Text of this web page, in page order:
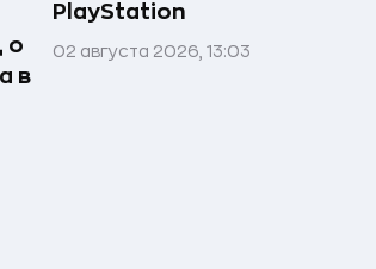
о
в
PlayStation
02 августа 2026, 13:03